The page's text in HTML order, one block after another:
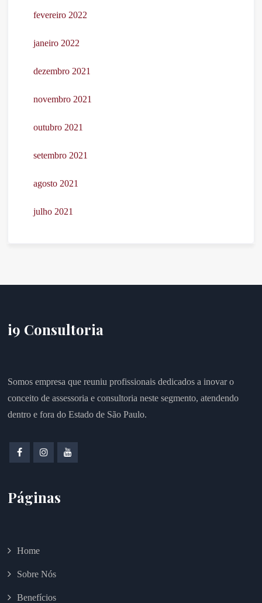
fevereiro 2022
janeiro 2022
dezembro 2021
novembro 2021
outubro 2021
setembro 2021
agosto 2021
julho 2021
i9 Consultoria
Somos empresa que reuniu profissionais dedicados a inovar o
conceito de assessoria e consultoria neste segmento, atendendo
dentro e fora do Estado de São Paulo.
Páginas
Home
Sobre Nós
Benefícios